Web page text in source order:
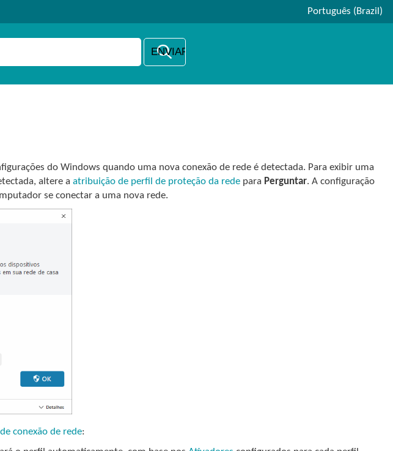
Português (Brazil)
do Windows quando uma nova conexão de rede é detectada. Para exibir uma
altere aatribuição de perfil de proteção da rede para Perguntar. A configuração
se conectar a uma nova rede.
conexão de rede: